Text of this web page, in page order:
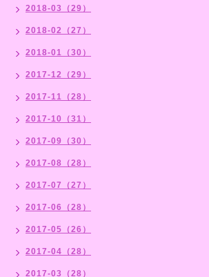
2018-03（29）
2018-02（27）
2018-01（30）
2017-12（29）
2017-11（28）
2017-10（31）
2017-09（30）
2017-08（28）
2017-07（27）
2017-06（28）
2017-05（26）
2017-04（28）
2017-03（28）